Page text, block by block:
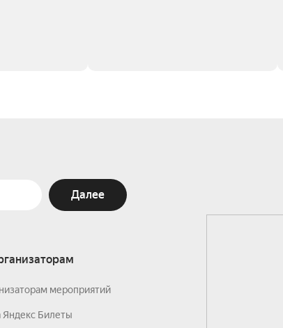
Далее
мероприятий
Яндекс Билеты